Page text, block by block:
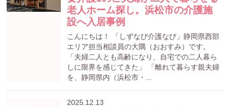
老人ホーム探し。浜松市の介護施
設へ入居事例
こんにちは！ 「しずなび介護なび」静岡県西部
エリア担当相談員の大隅（おおすみ）です。
「夫婦二人とも高齢になり、自宅での二人暮ら
しに限界を感じてきた」 「離れて暮らす親夫婦
を、静岡県内（浜松市・...
2025.12.13